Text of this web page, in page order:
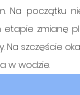
Na początku
etapie zmianę
Na szczęście
w wodzie.